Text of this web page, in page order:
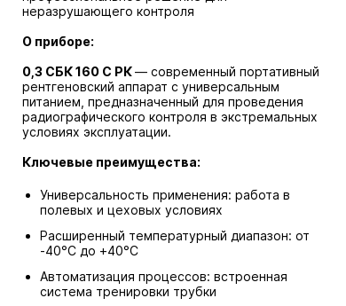
неразрушающего контроля
О приборе:
0,3 СБК 160 С РК— современный портативный
рентгеновский аппарат с универсальным
питанием, предназначенный для проведения
радиографического контроля в экстремальных
условиях эксплуатации.
Ключевые преимущества:
Универсальность применения: работа в
полевых и цеховых условиях
Расширенный температурный диапазон: от
-40°C до +40°C
Автоматизация процессов: встроенная
система тренировки трубки